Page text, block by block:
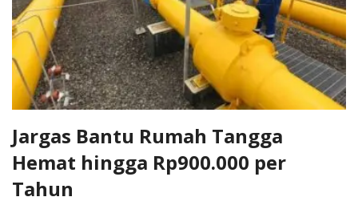
Jargas Bantu Rumah Tangga
Hemat hingga Rp900.000 per
Tahun